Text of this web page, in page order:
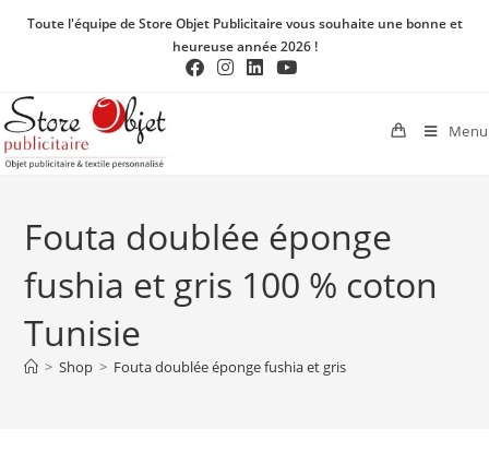
Toute l'équipe de Store Objet Publicitaire vous souhaite une bonne et
heureuse année 2026 !
Menu
Fouta doublée éponge
fushia et gris 100 % coton
Tunisie
> Shop > Fouta doublée éponge fushia et gris